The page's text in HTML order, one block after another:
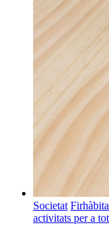
Societat
activitats per a